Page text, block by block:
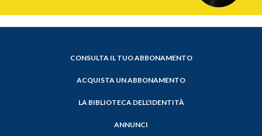
CONSULTA IL TUO ABBONAMENTO
ACQUISTA UN ABBONAMENTO
LA BIBLIOTECA DELL'IDENTITÀ
ANNUNCI